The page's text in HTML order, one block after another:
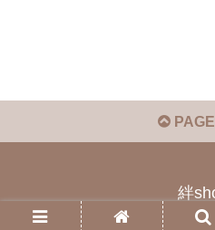
絆
© 2023